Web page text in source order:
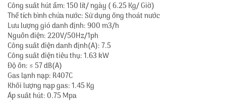
Công suất hút ẩm: 150 lít/ ngày ( 6.25 Kg/ Giờ)
Thể tích bình chứa nước: Sử dụng ống thoát nước
Lưu lượng gió danh định: 900 m3/h
Nguồn điện: 220V/50Hz/1ph
Công suất điện danh định(A): 7.5
Công suất điện tiêu thụ: 1.63 kW
Độ ồn: ≤ 57 dB(A)
Gas lạnh nạp: R407C
Khối lượng nạp gas: 1.45 Kg
Áp suất hút: 0.75 Mpa